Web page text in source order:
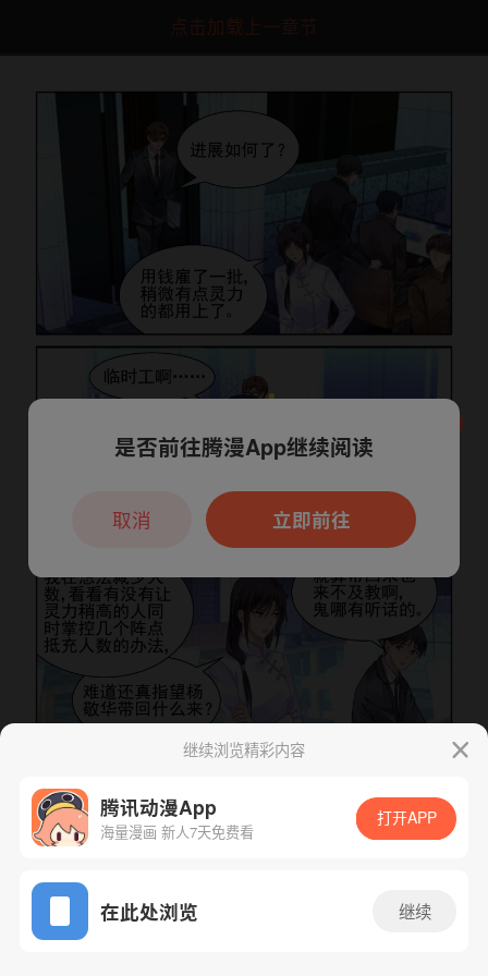
点击加载上一章节
App免费看
下一话 腾漫App免费看
继续浏览精彩内容
腾讯动漫App
海量漫画 新人7天免费看
打开APP
在此处浏览 继续
本章节仅支持App阅读，可打开App新用
户7天免费看
是否前往腾漫App继续阅读
立即前往
取消